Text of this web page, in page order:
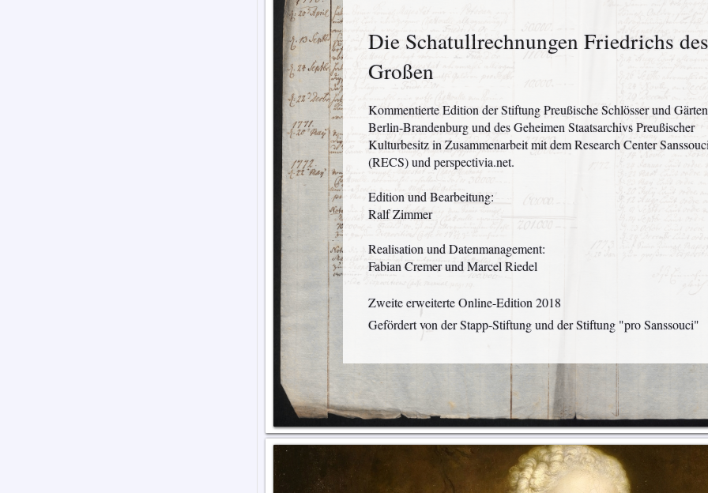
Die Schatullrechnungen Friedrichs des
Großen
Kommentierte Edition der Stiftung Preußische Schlösser und Gärten
Berlin-Brandenburg und des Geheimen Staatsarchivs Preußischer
Kulturbesitz in Zusammenarbeit mit dem Research Center
(RECS) und perspectivia.net.
Edition und Bearbeitung:
Ralf Zimmer
Realisation und Datenmanagement:
Fabian Cremer und Marcel Riedel
Zweite erweiterte Online-Edition 2018
Gefördert von der Stapp-Stiftung und der Stiftung "pro Sanssouci"